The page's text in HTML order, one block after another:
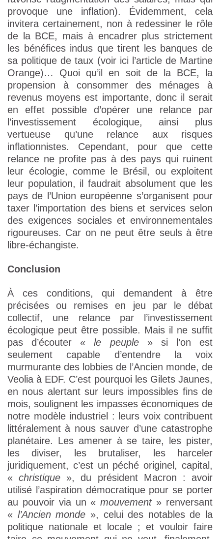
provoque une inflation). Évidemment, cela
invitera certainement, non à redessiner le rôle
de la BCE, mais à encadrer plus strictement
les bénéfices indus que tirent les banques de
sa politique de taux (voir ici l’article de Martine
Orange)… Quoi qu’il en soit de la BCE, la
propension à consommer des ménages à
revenus moyens est importante, donc il serait
en effet possible d’opérer une relance par
l’investissement écologique, ainsi plus
vertueuse qu’une relance aux risques
inflationnistes. Cependant, pour que cette
relance ne profite pas à des pays qui ruinent
leur écologie, comme le Brésil, ou exploitent
leur population, il faudrait absolument que les
pays de l’Union européenne s’organisent pour
taxer l’importation des biens et services selon
des exigences sociales et environnementales
rigoureuses. Car on ne peut être seuls à être
libre-échangiste.
Conclusion
À ces conditions, qui demandent à être
précisées ou remises en jeu par le débat
collectif, une relance par l’investissement
écologique peut être possible. Mais il ne suffit
pas d’écouter «le peuple» si l’on est
seulement capable d’entendre la voix
murmurante des lobbies de l’Ancien monde, de
Veolia à EDF. C’est pourquoi les Gilets Jaunes,
en nous alertant sur leurs impossibles fins de
mois, soulignent les impasses économiques de
notre modèle industriel : leurs voix contribuent
littéralement à nous sauver d’une catastrophe
planétaire. Les amener à se taire, les pister,
les diviser, les brutaliser, les harceler
juridiquement, c’est un péché originel, capital,
«christique », du président Macron : avoir
utilisé l’aspiration démocratique pour se porter
au pouvoir via un «mouvement» renversant
« l’Ancien monde », celui des notables de la
politique nationale et locale ; et vouloir faire